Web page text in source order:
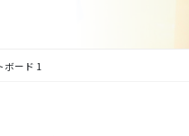
ボード 1